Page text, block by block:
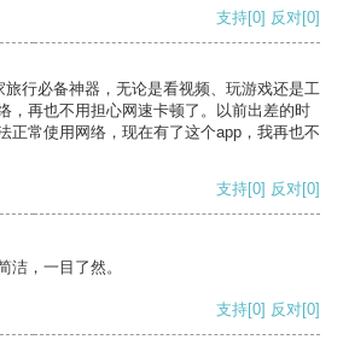
支持[0] 反对[0]
行必备神器，无论是看视频、玩游戏还是工
，再也不用担心网速卡顿了。以前出差的时
正常使用网络，现在有了这个app，我再也不
支持[0] 反对[0]
洁，一目了然。
支持[0] 反对[0]